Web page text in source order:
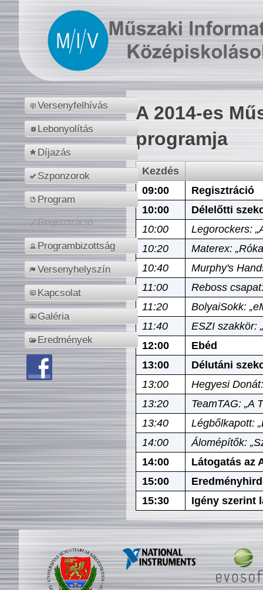
Versenyfelhívás
Lebonyolítás
Díjazás
Szponzorok
Program
Regisztráció
Programbizottság
Versenyhelyszín
Kapcsolat
Galéria
Eredmények
A 2014-es
programja
Kezdés
09:00
Regisztráció
10:00
Délelőtti
10:00
Legorockers:
10:20
Materex:
10:40
Murphy's
11:00
Reboss
11:20
BolyaiSokk:
11:40
ESZI szakkör:
12:00
Ebéd
13:00
Délutáni
13:00
Hegyesi
13:20
TeamTAG: „A
13:40
Légbőlkapott:
14:00
Álomépítők:
14:00
Látogatás az
15:00
15:30
Igény szerint